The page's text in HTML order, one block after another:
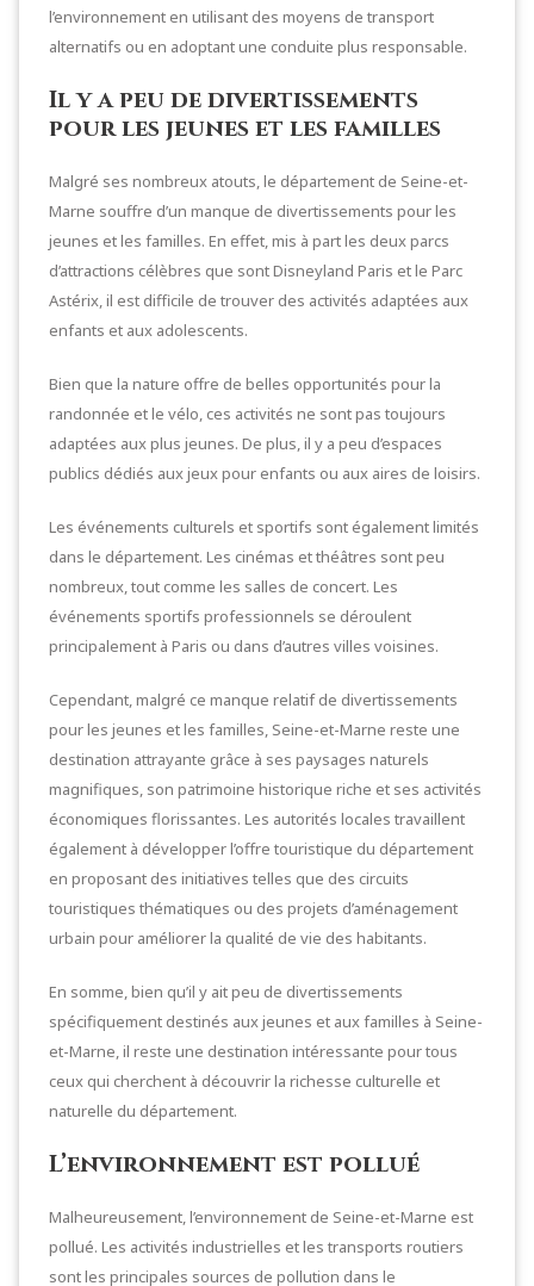
l’environnement en utilisant des moyens de transport
alternatifs ou en adoptant une conduite plus responsable.
Il y a peu de divertissements
pour les jeunes et les familles
Malgré ses nombreux atouts, le département de Seine-et-
Marne souffre d’un manque de divertissements pour les
jeunes et les familles. En effet, mis à part les deux parcs
d’attractions célèbres que sont Disneyland Paris et le Parc
Astérix, il est difficile de trouver des activités adaptées aux
enfants et aux adolescents.
Bien que la nature offre de belles opportunités pour la
randonnée et le vélo, ces activités ne sont pas toujours
adaptées aux plus jeunes. De plus, il y a peu d’espaces
publics dédiés aux jeux pour enfants ou aux aires de loisirs.
Les événements culturels et sportifs sont également limités
dans le département. Les cinémas et théâtres sont peu
nombreux, tout comme les salles de concert. Les
événements sportifs professionnels se déroulent
principalement à Paris ou dans d’autres villes voisines.
Cependant, malgré ce manque relatif de divertissements
pour les jeunes et les familles, Seine-et-Marne reste une
destination attrayante grâce à ses paysages naturels
magnifiques, son patrimoine historique riche et ses activités
économiques florissantes. Les autorités locales travaillent
également à développer l’offre touristique du département
en proposant des initiatives telles que des circuits
touristiques thématiques ou des projets d’aménagement
urbain pour améliorer la qualité de vie des habitants.
En somme, bien qu’il y ait peu de divertissements
spécifiquement destinés aux jeunes et aux familles à Seine-
et-Marne, il reste une destination intéressante pour tous
ceux qui cherchent à découvrir la richesse culturelle et
naturelle du département.
L’environnement est pollué
Malheureusement, l’environnement de Seine-et-Marne est
pollué. Les activités industrielles et les transports routiers
sont les principales sources de pollution dans le